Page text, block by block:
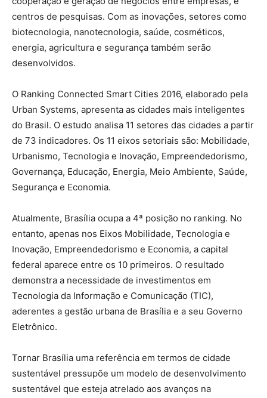
centros de pesquisas. Com as inovações, setores como
biotecnologia, nanotecnologia, saúde, cosméticos,
energia, agricultura e segurança também serão
desenvolvidos.
O Ranking Connected Smart Cities 2016, elaborado pela
Urban Systems, apresenta as cidades mais inteligentes
do Brasil. O estudo analisa 11 setores das cidades a partir
de 73 indicadores. Os 11 eixos setoriais são: Mobilidade,
Urbanismo, Tecnologia e Inovação, Empreendedorismo,
Governança, Educação, Energia, Meio Ambiente, Saúde,
Segurança e Economia.
Atualmente, Brasília ocupa a 4ª posição no ranking. No
entanto, apenas nos Eixos Mobilidade, Tecnologia e
Inovação, Empreendedorismo e Economia, a capital
federal aparece entre os 10 primeiros. O resultado
demonstra a necessidade de investimentos em
Tecnologia da Informação e Comunicação (TIC),
aderentes a gestão urbana de Brasília e a seu Governo
Eletrônico.
Tornar Brasília uma referência em termos de cidade
sustentável pressupõe um modelo de desenvolvimento
sustentável que esteja atrelado aos avanços na